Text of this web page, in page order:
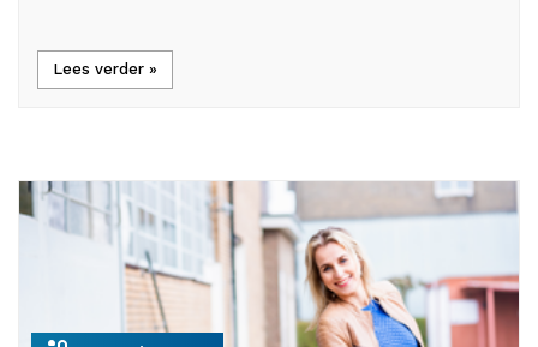
Lees verder »